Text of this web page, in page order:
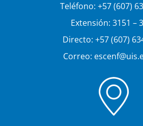
Teléfono: +57 (607)
Extensión: 3151 –
Directo: +57 (607)
Correo: